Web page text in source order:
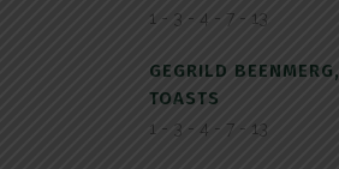
1 - 3 - 4 - 7 - 13
GEGRILD BEENMERG,
TOASTS
1 - 3 - 4 - 7 - 13